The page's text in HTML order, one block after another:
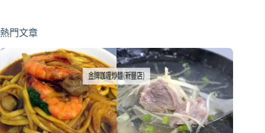
熱門文章